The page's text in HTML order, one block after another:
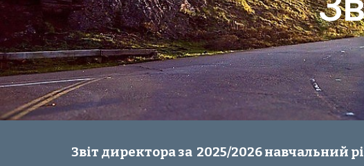
Звіт директора за 2025/2026 навчальний